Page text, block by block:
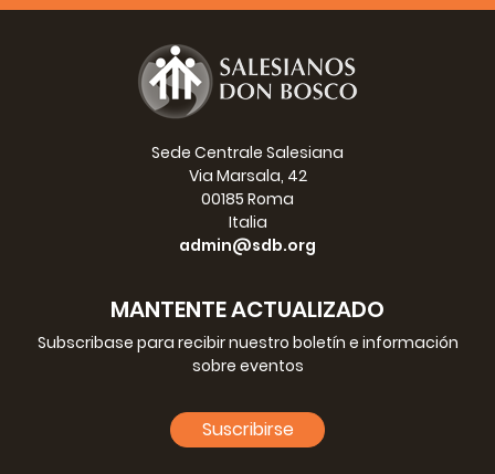
Sede Centrale Salesiana
Via Marsala, 42
00185 Roma
Italia
admin@sdb.org
MANTENTE ACTUALIZADO
Subscribase para recibir nuestro boletín e información
sobre eventos
Suscribirse